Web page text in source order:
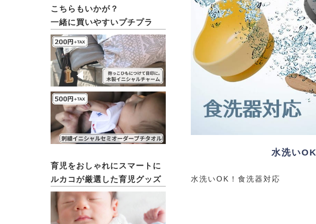
水洗いOK
水洗いOK！食洗器対応
こちらもいかが？
一緒に買いやすいプチプラ
育児をおしゃれにスマートに
ルカコが厳選した育児グッズ